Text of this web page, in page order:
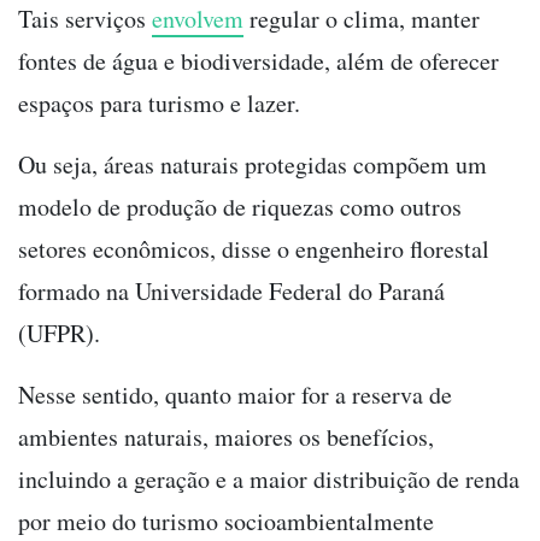
Tais serviços envolvemregular o clima, manter
fontes de água e biodiversidade, além de oferecer
espaços para turismo e lazer.
Ou seja, áreas naturais protegidas compõem um
modelo de produção de riquezas como outros
setores econômicos, disse o engenheiro florestal
formado na Universidade Federal do Paraná
(UFPR).
Nesse sentido, quanto maior for a reserva de
ambientes naturais, maiores os benefícios,
incluindo a geração e a maior distribuição de renda
por meio do turismo socioambientalmente